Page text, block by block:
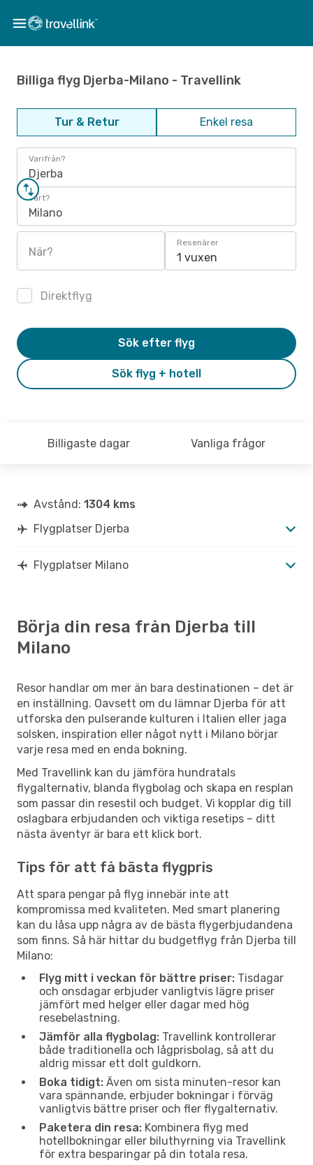
Billiga flyg Djerba-Milano - Travellink
Tur & Retur Enkel resa
Varifrån?
Djerba
Vart?
Milano
När?
Resenärer
1 vuxen
Direktflyg
Sök flyg + hotell
Sök efter flyg
Billigaste dagar Vanliga frågor
Avstånd: 1304 kms
Flygplatser Djerba
Flygplatser Milano
Börja din resa från Djerba till
Milano
Resor handlar om mer än bara destinationen – det är
en inställning. Oavsett om du lämnar Djerba för att
utforska den pulserande kulturen i Italien eller jaga
solsken, inspiration eller något nytt i Milano börjar
varje resa med en enda bokning.
Med Travellink kan du jämföra hundratals
flygalternativ, blanda flygbolag och skapa en resplan
som passar din resestil och budget. Vi kopplar dig till
oslagbara erbjudanden och viktiga resetips – ditt
nästa äventyr är bara ett klick bort.
Tips för att få bästa flygpris
Att spara pengar på flyg innebär inte att
kompromissa med kvaliteten. Med smart planering
kan du låsa upp några av de bästa flygerbjudandena
som finns. Så här hittar du budgetflyg från Djerba till
Milano:
Flyg mitt i veckan för bättre priser: Tisdagar
och onsdagar erbjuder vanligtvis lägre priser
jämfört med helger eller dagar med hög
resebelastning.
Jämför alla flygbolag: Travellink kontrollerar
både traditionella och lågprisbolag, så att du
aldrig missar ett dolt guldkorn.
Boka tidigt: Även om sista minuten-resor kan
vara spännande, erbjuder bokningar i förväg
vanligtvis bättre priser och fler flygalternativ.
Paketera din resa: Kombinera flyg med
hotellbokningar eller biluthyrning via Travellink
för extra besparingar på din totala resa.